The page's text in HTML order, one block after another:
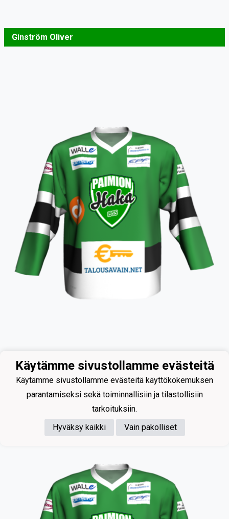
Ginström Oliver
Hörkkö Rasmus
Käytämme sivustollamme evästeitä
Käytämme sivustollamme evästeitä käyttökokemuksen
parantamiseksi sekä toiminnallisiin ja tilastollisiin
tarkoituksiin.
Hyväksy kaikki
Vain pakolliset